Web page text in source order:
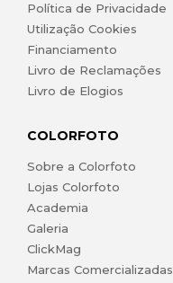
Política de Privacidade
Utilização Cookies
Financiamento
Livro de Reclamações
Livro de Elogios
COLORFOTO
Sobre a Colorfoto
Lojas Colorfoto
Academia
Galeria
ClickMag
Marcas Comercializadas